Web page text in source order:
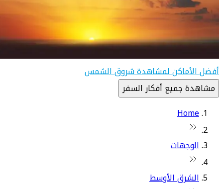
أفضل الأماكن لمشاهدة شروق الشمس
مشاهدة جميع أفكار السفر
Home
الوجهات
الشرق الأوسط